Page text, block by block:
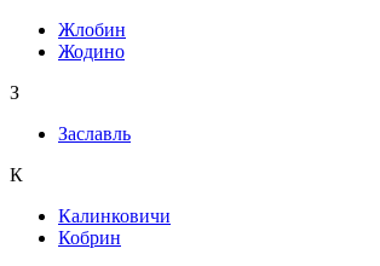
Жлобин
Жодино
З
Заславль
К
Калинковичи
Кобрин